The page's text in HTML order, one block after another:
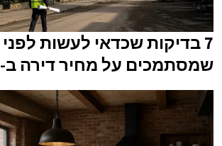
7 בדיקות שכדאי לעשות לפני
שמסתמכים על מחיר דירה ב-2026